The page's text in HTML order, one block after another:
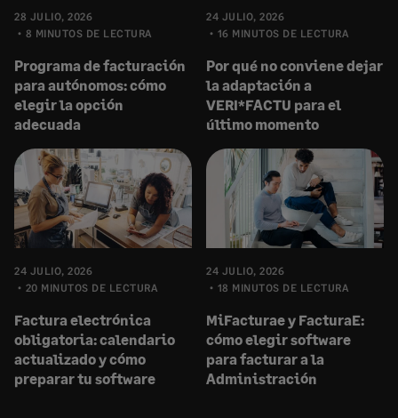
28 JULIO, 2026
8 MINUTOS DE LECTURA
Programa de facturación
para autónomos: cómo
elegir la opción
adecuada
24 JULIO, 2026
16 MINUTOS DE LECTURA
Por qué no conviene dejar
la adaptación a
VERI*FACTU para el
último momento
24 JULIO, 2026
20 MINUTOS DE LECTURA
Factura electrónica
obligatoria: calendario
actualizado y cómo
preparar tu software
24 JULIO, 2026
18 MINUTOS DE LECTURA
MiFacturae y FacturaE:
cómo elegir software
para facturar a la
Administración